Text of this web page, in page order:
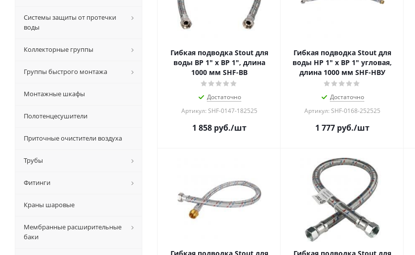
Гибкая подводка Stout для
воды ВР 1" х ВР 1", длина
1000 мм SHF-ВB
Достаточно
Артикул: SHF-0147-182525
1 858руб./шт
Гибкая подводка Stout для
воды НР 1" х ВР 1" угловая,
длина 1000 мм SHF-НВУ
Достаточно
Артикул: SHF-0168-252525
1 777руб./шт
Системы защиты от протечки
воды
Коллекторные группы
Группы быстрого монтажа
Монтажные шкафы
Полотенцесушители
Приточные очистители воздуха
Трубы
Фитинги
Краны шаровые
Мембранные расширительные
баки